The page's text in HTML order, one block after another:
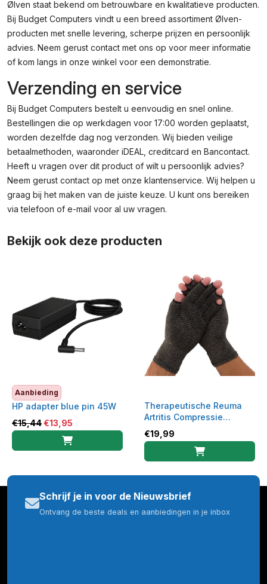
Ølven staat bekend om betrouwbare en kwalitatieve producten.
Bij Budget Computers vindt u een breed assortiment Ølven-
producten met snelle levering, scherpe prijzen en persoonlijk
advies. Neem gerust contact met ons op voor meer informatie
of kom langs in onze winkel voor een demonstratie.
Verzending en service
Bij Budget Computers bestelt u eenvoudig en snel online.
Bestellingen die op werkdagen voor 17:00 worden geplaatst,
worden dezelfde dag nog verzonden. Wij bieden veilige
betaalmethoden, waaronder iDEAL, creditcard en Bancontact.
Heeft u vragen over dit product of wilt u persoonlijk advies?
Neem gerust contact op met onze klantenservice. Wij helpen u
graag bij het maken van de juiste keuze. U kunt ons bereiken
via telefoon of e-mail voor al uw vragen.
Bekijk ook deze producten
Aanbieding
HP adapter blue pin 45W
€15,44€13,95
Therapeutische Reuma
Artritis Compressie
Handschoenen Anti-Slip|
Grijs Medium
€19,99
Schrijf je in voor de Nieuwsbrief
Ontvang de beste deals en aanbiedingen in je inbox